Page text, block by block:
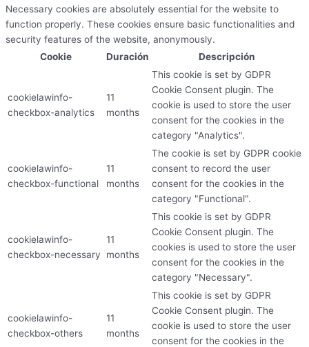
Necessary cookies are absolutely essential for the website to
function properly. These cookies ensure basic functionalities and
security features of the website, anonymously.
Cookie
Duración Descripción
cookielawinfo-
checkbox-analytics
11
months
This cookie is set by GDPR
Cookie Consent plugin. The
cookie is used to store the user
consent for the cookies in the
category "Analytics".
cookielawinfo-
checkbox-functional
11
months
The cookie is set by GDPR cookie
consent to record the user
consent for the cookies in the
category "Functional".
cookielawinfo-
checkbox-necessary
11
months
This cookie is set by GDPR
Cookie Consent plugin. The
cookies is used to store the user
consent for the cookies in the
category "Necessary".
cookielawinfo-
checkbox-others
11
months
This cookie is set by GDPR
Cookie Consent plugin. The
cookie is used to store the user
consent for the cookies in the